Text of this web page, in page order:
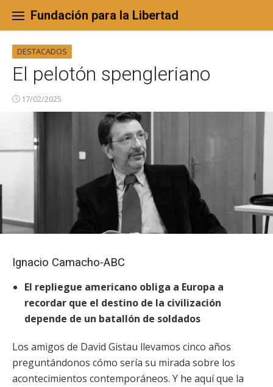
content
Fundación para la Libertad
DESTACADOS
El pelotón spengleriano
17/02/2025
Ignacio Camacho-ABC
El repliegue americano obliga a Europa a
recordar que el destino de la civilización
depende de un batallón de soldados
Los amigos de David Gistau llevamos cinco años
preguntándonos cómo sería su mirada sobre los
acontecimientos contemporáneos. Y he aquí que la